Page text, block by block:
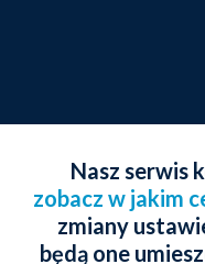
Nasz serwis
zobacz w jakim
zmiany
będą one